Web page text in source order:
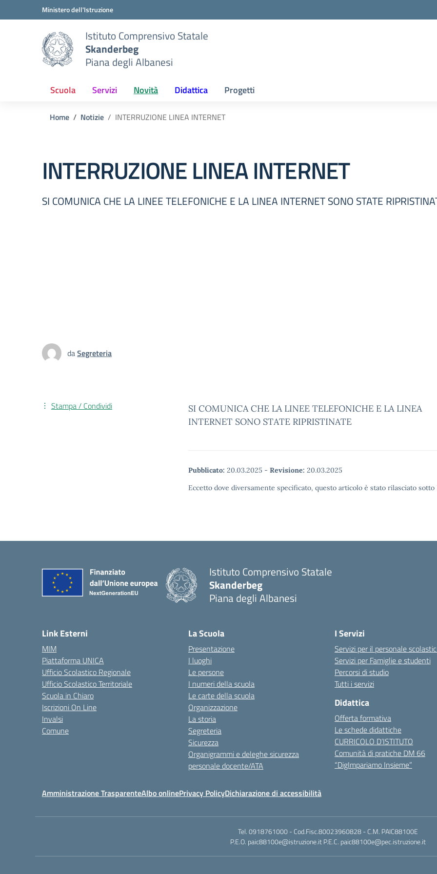
Vai ai contenuti
Vai al menu di navigazione
Ministero dell'Istruzione
Istituto Comprensivo Statale
Skanderbeg
Piana degli Albanesi
Scuola Servizi Novità Didattica Progetti
Home Notizie INTERRUZIONE LINEA INTERNET
INTERRUZIONE LINEA INTERNET
SI COMUNICA CHE LA LINEE TELEFONICHE E LA LINEA INTERNET SONO STATE
daSegreteria
SI COMUNICA CHE LA LINEE TELEFONICHE E LA LINEA
INTERNET SONO STATE RIPRISTINATE
Pubblicato: 20.03.2025 - Revisione: 20.03.2025
Eccetto dove diversamente specificato, questo articolo è stato rilasciato
Stampa / Condividi
Istituto Comprensivo Statale
Skanderbeg
Piana degli Albanesi
Link Esterni
MIM
Piattaforma UNICA
Ufficio Scolastico Regionale
Ufficio Scolastico Territoriale
Scuola in Chiaro
Iscrizioni On Line
Invalsi
Comune
La Scuola
Presentazione
I luoghi
Le persone
I numeri della scuola
Le carte della scuola
Organizzazione
La storia
Segreteria
Sicurezza
Organigrammi e deleghe sicurezza
personale docente/ATA
I Servizi
Servizi per il personale
Servizi per Famiglie e studenti
Percorsi di studio
Tutti i servizi
Didattica
Offerta formativa
Le schede didattiche
CURRICOLO D’ISTITUTO
Comunità di pratiche DM 66
“DigImpariamo Insieme”
Amministrazione TrasparenteAlbo onlinePrivacy PolicyDichiarazione di accessibilità
Tel. 0918761000 - Cod.Fisc.80023960828 - C.M. PAIC88100E
P.E.O. paic88100e@istruzione.it P.E.C. paic88100e@pec.istruzione.it